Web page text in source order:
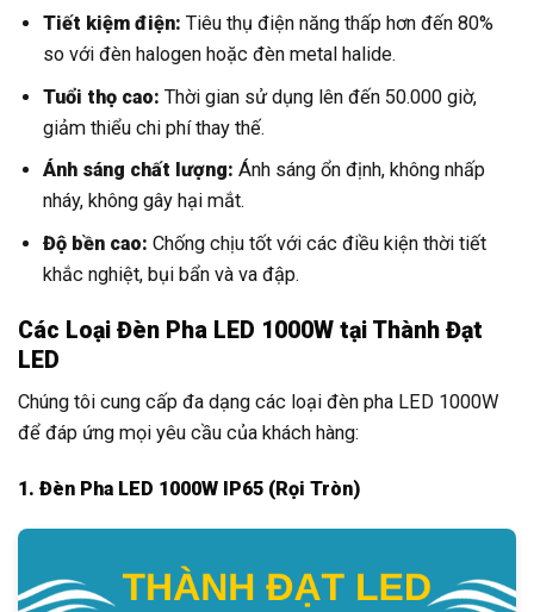
Tiết kiệm điện: Tiêu thụ điện năng thấp hơn đến 80%
so với đèn halogen hoặc đèn metal halide.
Tuổi thọ cao: Thời gian sử dụng lên đến 50.000 giờ,
giảm thiểu chi phí thay thế.
Ánh sáng chất lượng: Ánh sáng ổn định, không nhấp
nháy, không gây hại mắt.
Độ bền cao: Chống chịu tốt với các điều kiện thời tiết
khắc nghiệt, bụi bẩn và va đập.
Các Loại Đèn Pha LED 1000W tại Thành Đạt
LED
Chúng tôi cung cấp đa dạng các loại đèn pha LED 1000W
để đáp ứng mọi yêu cầu của khách hàng:
1. Đèn Pha LED 1000W IP65 (Rọi Tròn)